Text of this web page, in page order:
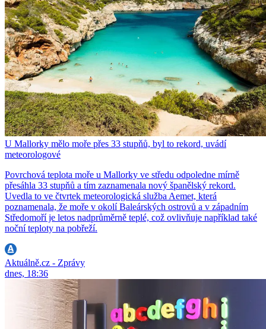
U Mallorky mělo moře přes 33 stupňů, byl to rekord, uvádí
meteorologové
Povrchová teplota moře u Mallorky ve středu odpoledne mírně
přesáhla 33 stupňů a tím zaznamenala nový španělský rekord.
Uvedla to ve čtvrtek meteorologická služba Aemet, která
poznamenala, že moře v okolí Baleárských ostrovů a v západním
Středomoří je letos nadprůměrně teplé, což ovlivňuje například také
noční teploty na pobřeží.
Aktuálně.cz - Zprávy
dnes, 18:36